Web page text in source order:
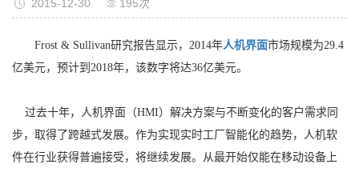
2015-12-30 195次
Frost & Sullivan研究报告显示，2014年人机界面市场规模为29.4
亿美元，预计到2018年，该数字将达36亿美元。
过去十年，人机界面（HMI）解决方案与不断变化的客户需求同
步，取得了跨越式发展。作为实现实时工厂智能化的趋势，人机软
件在行业获得普遍接受，将继续发展。从最开始仅能在移动设备上